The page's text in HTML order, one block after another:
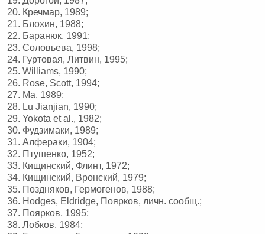
20. Кречмар, 1989;
21. Блохин, 1988;
22. Баранюк, 1991;
23. Соловьева, 1998;
24. Гуртовая, Литвин, 1995;
25. Williams, 1990;
26. Rose, Scott, 1994;
27. Ма, 1989;
28. Lu Jianjian, 1990;
29. Yokota et al., 1982;
30. Фудзимаки, 1989;
31. Алфераки, 1904;
32. Птушенко, 1952;
33. Кищинский, Флинт, 1972;
34. Кищинский, Вронский, 1979;
35. Поздняков, Гермогенов, 1988;
36. Hodges, Eldridge, Поярков, личн. сообщ.;
37. Поярков, 1995;
38. Лобков, 1984;